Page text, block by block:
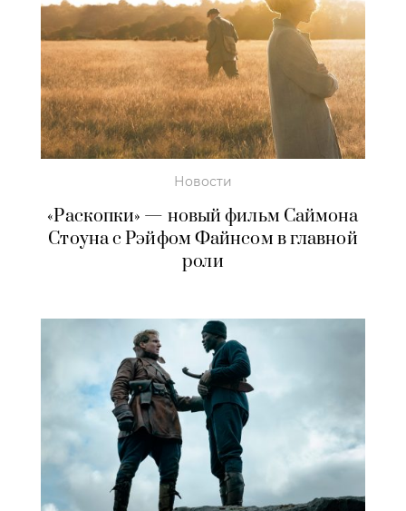
Новости
«Раскопки» — новый фильм Саймона
Стоуна с Рэйфом Файнсом в главной
роли